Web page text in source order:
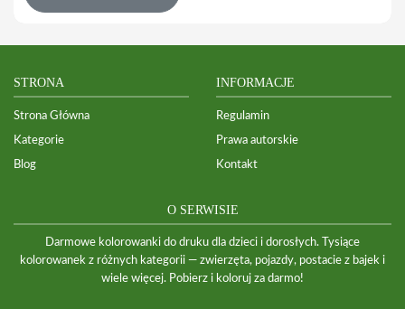
STRONA
Strona Główna
Kategorie
Blog
INFORMACJE
Regulamin
Prawa autorskie
Kontakt
O SERWISIE
Darmowe kolorowanki do druku dla dzieci i dorosłych. Tysiące
kolorowanek z różnych kategorii — zwierzęta, pojazdy, postacie z bajek i
wiele więcej. Pobierz i koloruj za darmo!